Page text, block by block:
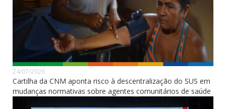
24/07/2026
Cartilha da CNM aponta risco à descentralização do SUS em
mudanças normativas sobre agentes comunitários de saúde